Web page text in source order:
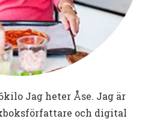
Jag heter Åse. Jag är
och digital